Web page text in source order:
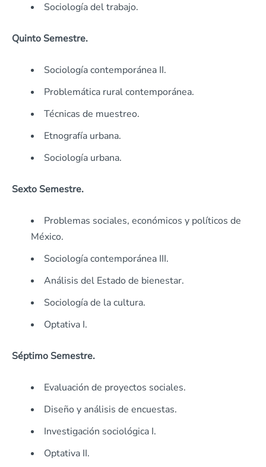
Sociología del trabajo.
Quinto Semestre.
Sociología contemporánea II.
Problemática rural contemporánea.
Técnicas de muestreo.
Etnografía urbana.
Sociología urbana.
Sexto Semestre.
Problemas sociales, económicos y políticos de
México.
Sociología contemporánea III.
Análisis del Estado de bienestar.
Sociología de la cultura.
Optativa I.
Séptimo Semestre.
Evaluación de proyectos sociales.
Diseño y análisis de encuestas.
Investigación sociológica I.
Optativa II.